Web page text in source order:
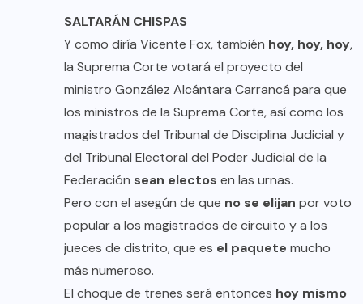
SALTARÁN CHISPAS
Y como diría Vicente Fox, también hoy, hoy, hoy,
la Suprema Corte votará el proyecto del
ministro González Alcántara Carrancá para que
los ministros de la Suprema Corte, así como los
magistrados del Tribunal de Disciplina Judicial y
del Tribunal Electoral del Poder Judicial de la
Federación sean electos en las urnas.
Pero con el asegún de que no se elijan por voto
popular a los magistrados de circuito y a los
jueces de distrito, que es el paquete mucho
más numeroso.
El choque de trenes será entonces hoy mismo